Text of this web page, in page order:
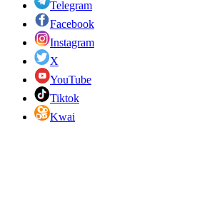
Telegram
Facebook
Instagram
X
YouTube
Tiktok
Kwai